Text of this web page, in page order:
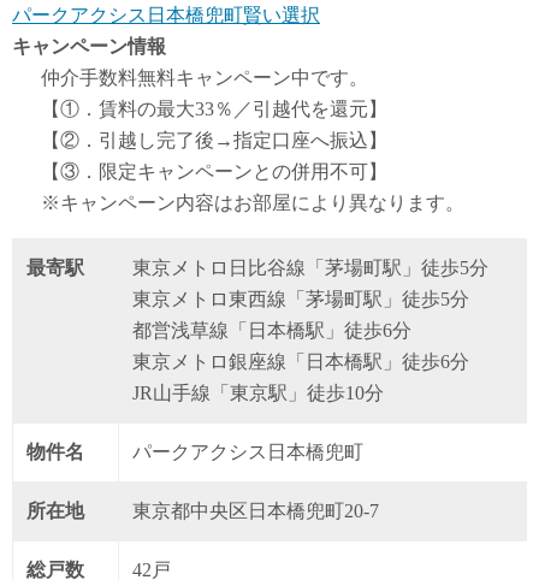
パークアクシス日本橋兜町賢い選択
キャンペーン情報
仲介手数料無料キャンペーン中です。
【①．賃料の最大33％／引越代を還元】
【②．引越し完了後→指定口座へ振込】
【③．限定キャンペーンとの併用不可】
※キャンペーン内容はお部屋により異なります。
最寄駅
東京メトロ日比谷線「茅場町駅」徒歩5分
東京メトロ東西線「茅場町駅」徒歩5分
都営浅草線「日本橋駅」徒歩6分
東京メトロ銀座線「日本橋駅」徒歩6分
JR山手線「東京駅」徒歩10分
物件名 パークアクシス日本橋兜町
所在地 東京都中央区日本橋兜町20-7
総戸数 42戸